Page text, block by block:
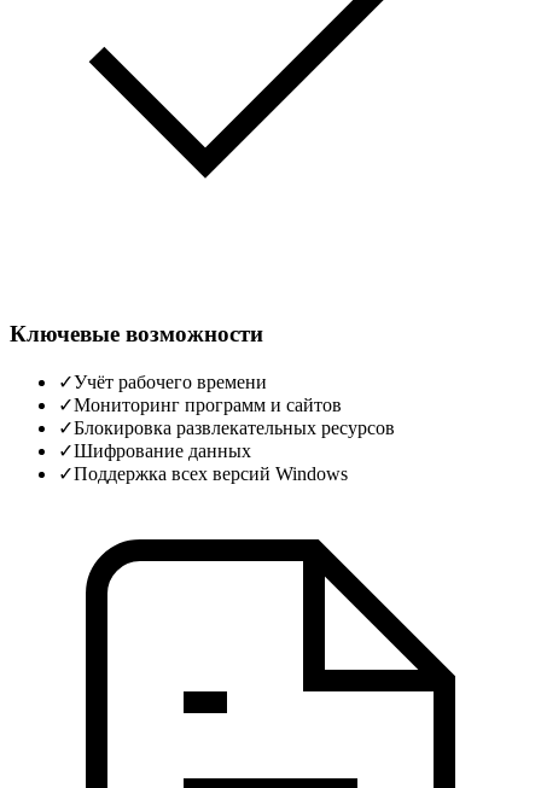
Ключевые возможности
✓Учёт рабочего времени
✓Мониторинг программ и сайтов
✓Блокировка развлекательных ресурсов
✓Шифрование данных
✓Поддержка всех версий Windows